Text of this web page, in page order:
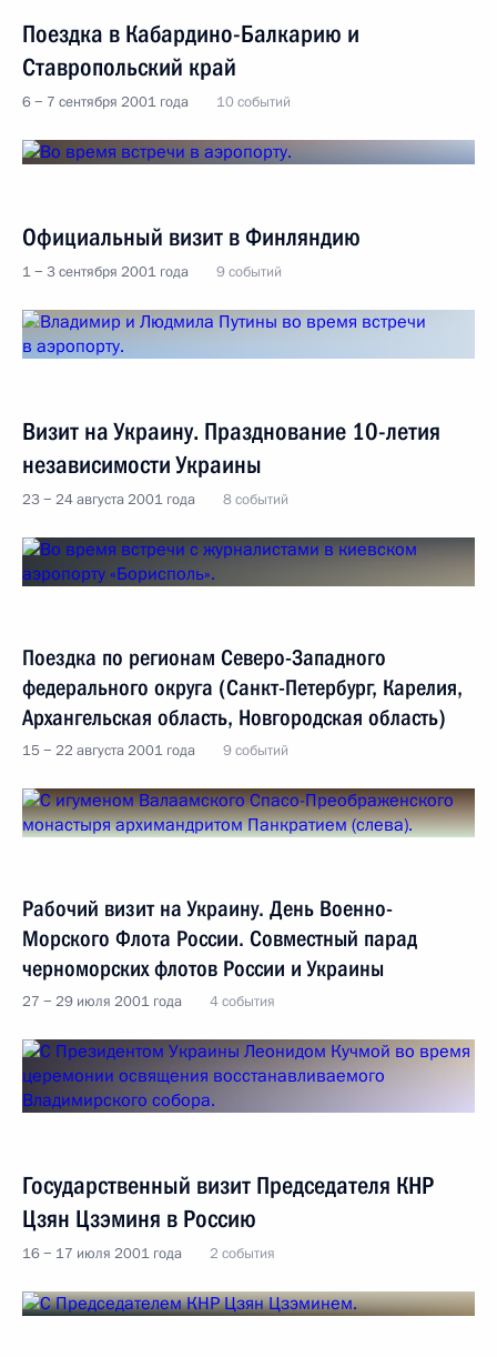
Поездка в Кабардино-Балкарию и
Ставропольский край
6 − 7 сентября 2001 года 10 событий
Официальный визит в Финляндию
1 − 3 сентября 2001 года 9 событий
Визит на Украину. Празднование 10-летия
независимости Украины
23 − 24 августа 2001 года 8 событий
Поездка по регионам Северо-Западного
федерального округа (Санкт-Петербург, Карелия,
Архангельская область, Новгородская область)
15 − 22 августа 2001 года 9 событий
Рабочий визит на Украину. День Военно-
Морского Флота России. Совместный парад
черноморских флотов России и Украины
27 − 29 июля 2001 года 4 события
Государственный визит Председателя КНР
Цзян Цзэминя в Россию
16 − 17 июля 2001 года 2 события